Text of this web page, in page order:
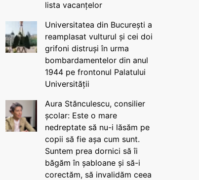
lista vacanțelor
Universitatea din București a
reamplasat vulturul și cei doi
grifoni distruși în urma
bombardamentelor din anul
1944 pe frontonul Palatului
Universității
Aura Stănculescu, consilier
școlar: Este o mare
nedreptate să nu-i lăsăm pe
copii să fie așa cum sunt.
Suntem prea dornici să îi
băgăm în șabloane și să-i
corectăm, să invalidăm ceea